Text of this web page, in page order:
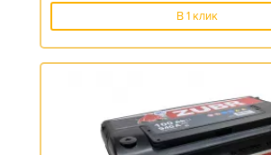
В 1 клик